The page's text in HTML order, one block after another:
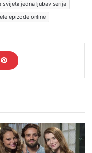
svijeta jedna ljubav serija
epizode online